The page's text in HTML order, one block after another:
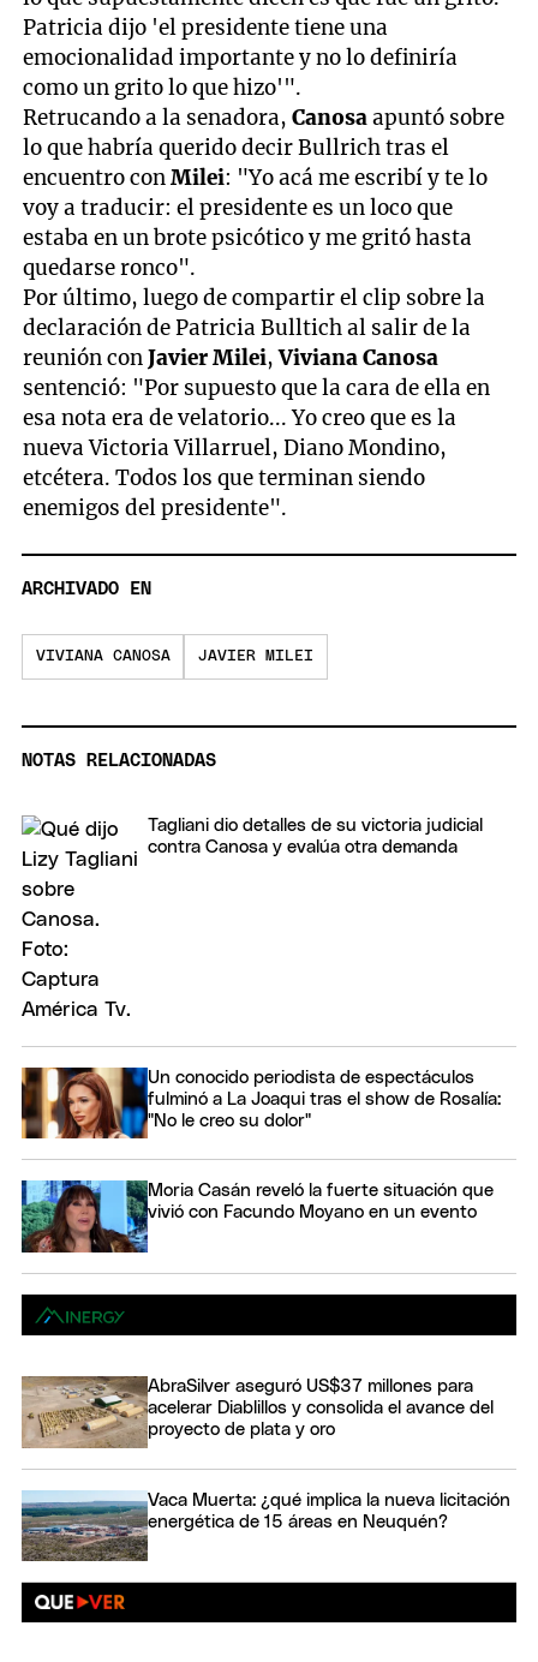
Patricia dijo 'el presidente tiene una
emocionalidad importante y no lo definiría
como un grito lo que hizo'".
Retrucando a la senadora,Canosaapuntó sobre
lo que habría querido decir Bullrich tras el
encuentro conMilei: "Yo acá me escribí y te lo
voy a traducir: el presidente es un loco que
estaba en un brote psicótico y me gritó hasta
quedarse ronco".
Por último, luego de compartir el clip sobre la
declaración de Patricia Bulltich al salir de la
reunión conJavier Milei,Viviana Canosa
sentenció: "Por supuesto que la cara de ella en
esa nota era de velatorio... Yo creo que es la
nueva Victoria Villarruel, Diano Mondino,
etcétera. Todos los que terminan siendo
enemigos del presidente".
ARCHIVADO EN
VIVIANA CANOSA JAVIER MILEI
NOTAS RELACIONADAS
Tagliani dio detalles de su victoria judicial
contra Canosa y evalúa otra demanda
Un conocido periodista de espectáculos
fulminó a La Joaqui tras el show de Rosalía:
"No le creo su dolor"
Moria Casán reveló la fuerte situación que
vivió con Facundo Moyano en un evento
AbraSilver aseguró US$37 millones para
acelerar Diablillos y consolida el avance del
proyecto de plata y oro
Vaca Muerta: ¿qué implica la nueva licitación
energética de 15 áreas en Neuquén?